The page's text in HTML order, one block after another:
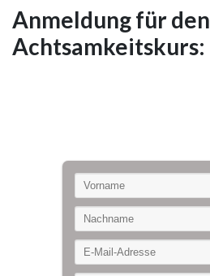
Anmeldung für den
Achtsamkeitskurs: